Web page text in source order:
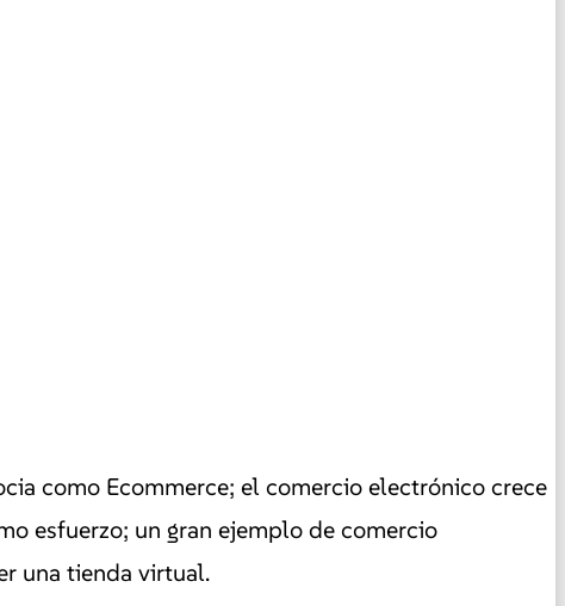
como Ecommerce; el comercio electrónico crece
esfuerzo; un gran ejemplo de comercio
una tienda virtual.